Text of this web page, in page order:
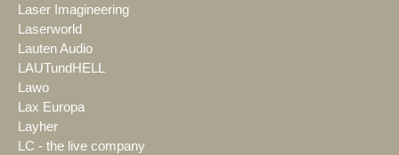
Laser Imagineering
Laserworld
Lauten Audio
LAUTundHELL
Lawo
Lax Europa
Layher
LC - the live company